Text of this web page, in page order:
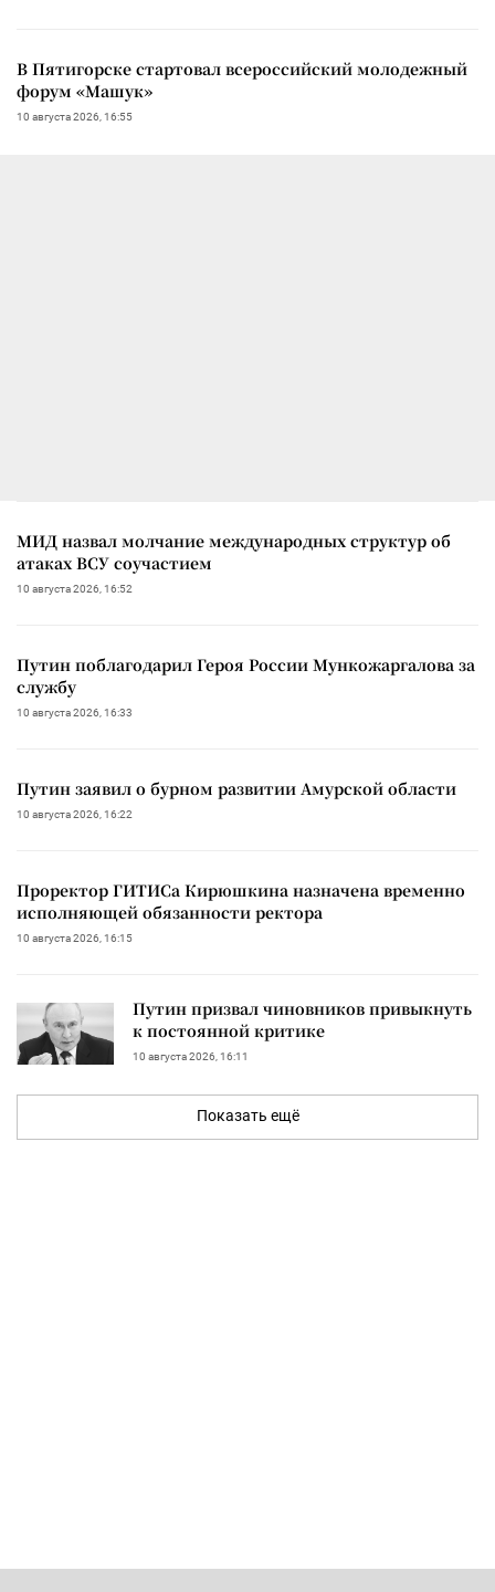
В Пятигорске стартовал всероссийский молодежный
форум «Машук»
10 августа 2026, 16:55
МИД назвал молчание международных структур об
атаках ВСУ соучастием
10 августа 2026, 16:52
Путин поблагодарил Героя России Мункожаргалова за
службу
10 августа 2026, 16:33
Путин заявил о бурном развитии Амурской области
10 августа 2026, 16:22
Проректор ГИТИСа Кирюшкина назначена временно
исполняющей обязанности ректора
10 августа 2026, 16:15
Путин призвал чиновников привыкнуть
к постоянной критике
10 августа 2026, 16:11
Показать ещё